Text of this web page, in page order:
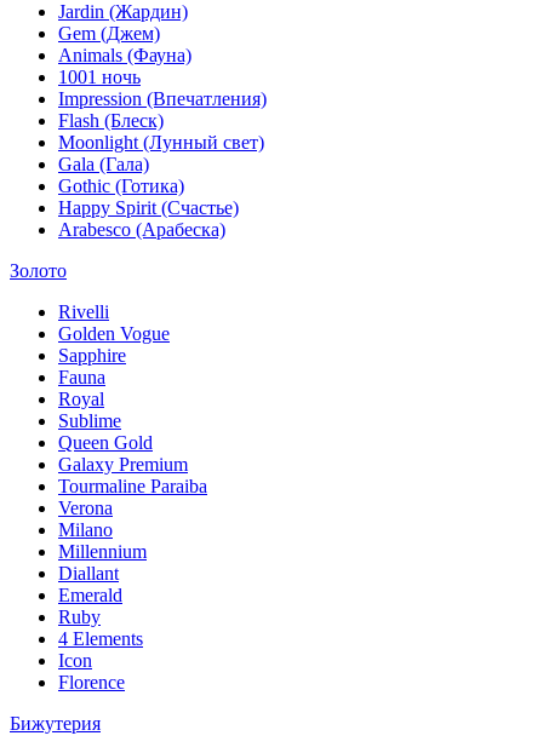
Jardin (Жардин)
Gem (Джем)
Animals (Фауна)
1001 ночь
Impression (Впечатления)
Flash (Блеск)
Moonlight (Лунный свет)
Gala (Гала)
Gothic (Готика)
Happy Spirit (Счастье)
Arabesco (Арабеска)
Золото
Rivelli
Golden Vogue
Sapphire
Fauna
Royal
Sublime
Queen Gold
Galaxy Premium
Tourmaline Paraiba
Verona
Milano
Millennium
Diallant
Emerald
Ruby
4 Elements
Icon
Florence
Бижутерия